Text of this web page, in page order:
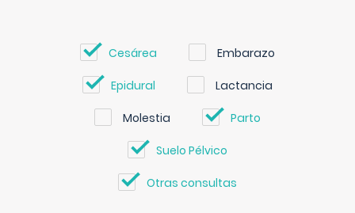
Cesárea Embarazo
Epidural Lactancia
Molestia Parto
Suelo Pélvico
Otras consultas